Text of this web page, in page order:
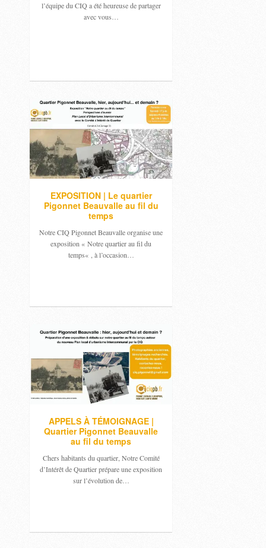
l’équipe du CIQ a été heureuse de partager
avec vous…
EXPOSITION | Le quartier
Pigonnet Beauvalle au fil du
temps
Notre CIQ Pigonnet Beauvalle organise une
exposition « Notre quartier au fil du
temps« , à l’occasion…
APPELS À TÉMOIGNAGE |
Quartier Pigonnet Beauvalle
au fil du temps
Chers habitants du quartier, Notre Comité
d’Intérêt de Quartier prépare une exposition
sur l’évolution de…